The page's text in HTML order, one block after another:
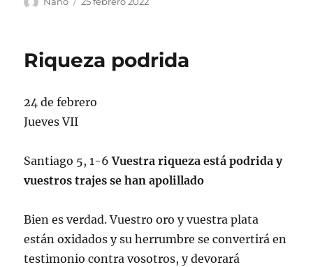
Riqueza podrida
24 de febrero
Jueves VII
Santiago 5, 1-6Vuestra riqueza está podrida y
vuestros trajes se han apolillado
Bien es verdad. Vuestro oro y vuestra plata
están oxidados y su herrumbre se convertirá en
testimonio contra vosotros, y devorará